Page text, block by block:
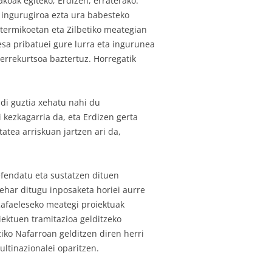
ezta ura babesteko
eta Zilbetiko meategian
pribatuei gure lurra eta ingurunea
baztertuz. Horregatik
guztia xehatu nahi du
da, eta Erdizen gerta
arriskuan jartzen ari da,
eta sustatzen dituen
ditugu inposaketa horiei aurre
meategi proiektuak
tramitazioa gelditzeko
Nafarroan gelditzen diren herri
oparitzen.